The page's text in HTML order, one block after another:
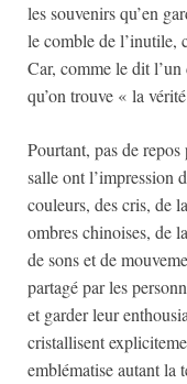
les souvenirs qu’en
le comble de l’inutile,
Car, comme le dit l’un
qu’on trouve « la
Pourtant, pas de
salle ont l’impression
couleurs, des cris, de
ombres chinoises, de
de sons et de
partagé par les
et garder leur
cristallisent
emblématise autant la